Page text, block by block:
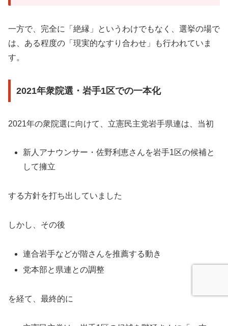
一方で、完全に「絶縁」というわけでもなく、選挙の場で
は、ある程度の「現実的なすり合わせ」も行われていま
す。
2021年衆院選・岩手1区での一本化
2021年の衆院選に向けて、立憲民主党岩手県連は、当初
新人アナウンサー・佐野利恵さんを岩手1区の候補と
して擁立
する方針を打ち出していました
しかし、その後
連合岩手などが階さんを推薦する動き
党本部と県連との調整
を経て、最終的に